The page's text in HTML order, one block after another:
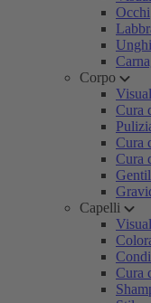
Occhi
Corpo
Cura
Cura
Cura
Capelli
Cura